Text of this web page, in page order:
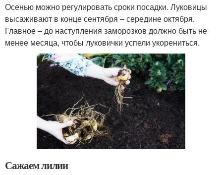
Осенью можно регулировать сроки посадки. Луковицы
высаживают в конце сентября – середине октября.
Главное – до наступления заморозков должно быть не
менее месяца, чтобы луковички успели укорениться.
Сажаем лилии